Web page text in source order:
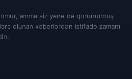
amma siz yenə də qorunurmuş
olunan xəbərlərdən istifadə zamanı